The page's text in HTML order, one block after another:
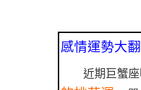
感情運勢大
近期巨蟹